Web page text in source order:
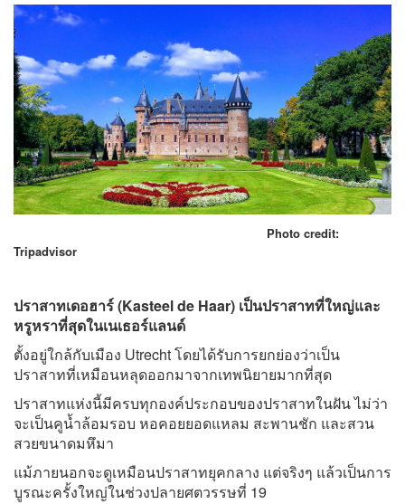
Photo credit:
Tripadvisor
ปราสาทเดอฮาร์ (Kasteel de Haar) เป็นปราสาทที่ใหญ่และ
หรูหราที่สุดในเนเธอร์แลนด์
ตั้งอยู่ใกล้กับเมือง Utrecht โดยได้รับการยกย่องว่าเป็น
ปราสาทที่เหมือนหลุดออกมาจากเทพนิยายมากที่สุด
ปราสาทแห่งนี้มีครบทุกองค์ประกอบของปราสาทในฝัน ไม่ว่า
จะเป็นคูน้ำล้อมรอบ หอคอยยอดแหลม สะพานชัก และสวน
สวยขนาดมหึมา
แม้ภายนอกจะดูเหมือนปราสาทยุคกลาง แต่จริงๆ แล้วเป็นการ
บูรณะครั้งใหญ่ในช่วงปลายศตวรรษที่ 19